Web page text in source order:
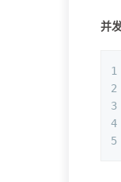
并
1
2
3
4
5